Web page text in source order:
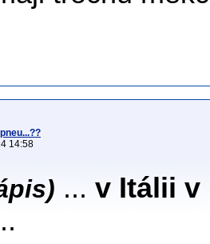
14:58
... v Itálii v